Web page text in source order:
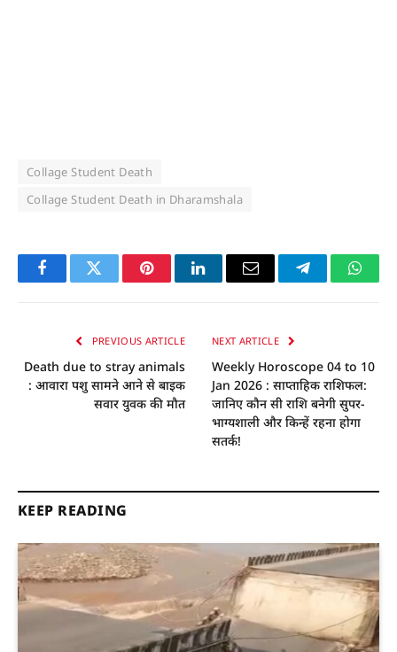
Collage Student Death
Collage Student Death in Dharamshala
FacebookTwitter PinterestLinkedInEmail Telegram
PREVIOUS ARTICLE
Death due to stray animals
: आवारा पशु सामने आने से बाइक
सवार युवक की मौत
NEXT ARTICLE
Weekly Horoscope 04 to 10
Jan 2026 : साप्ताहिक राशिफल:
जानिए कौन सी राशि बनेगी सुपर-
भाग्यशाली और किन्हें रहना होगा
सतर्क!
KEEP READING